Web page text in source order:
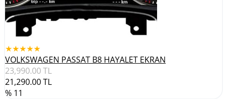
★★★★★
VOLKSWAGEN PASSAT B8 HAYALET EKRAN
23,990.00TL
21,290.00TL
% 11